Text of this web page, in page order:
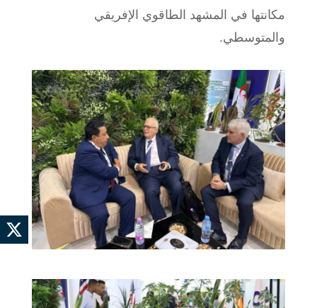
مكانتها في المشهد الطاقوي الإفريقي
والمتوسطي.